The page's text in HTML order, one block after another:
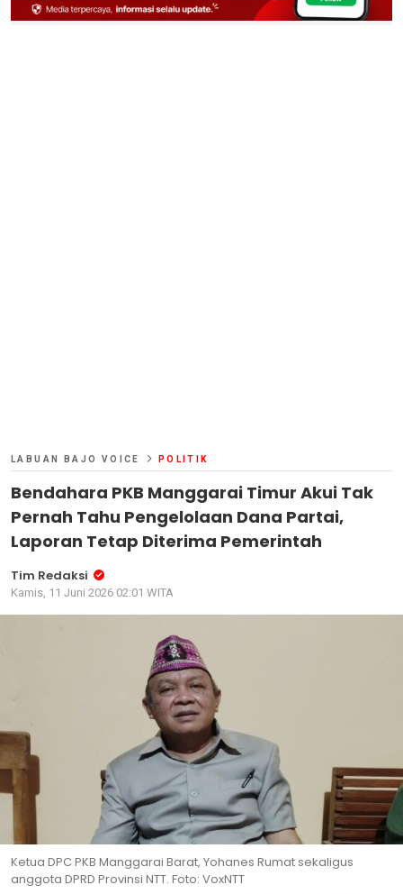
LABUAN BAJO VOICE POLITIK
Bendahara PKB Manggarai Timur Akui Tak
Pernah Tahu Pengelolaan Dana Partai,
Laporan Tetap Diterima Pemerintah
Tim Redaksi
Kamis, 11 Juni 2026 02:01 WITA
Ketua DPC PKB Manggarai Barat, Yohanes Rumat sekaligus
anggota DPRD Provinsi NTT. Foto: VoxNTT